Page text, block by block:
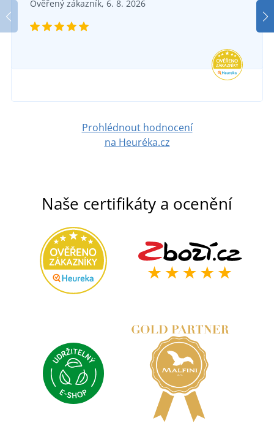
Ověřený zákazník, 6. 8. 2026
Prohlédnout hodnocení
na Heuréka.cz
Naše certifikáty a ocenění